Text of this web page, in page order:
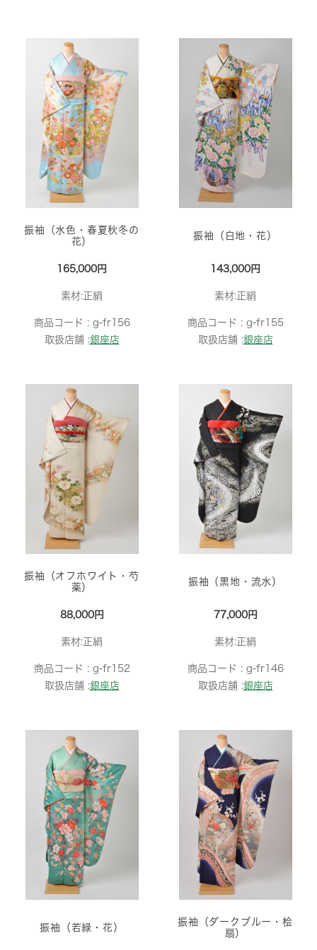
振袖（水色・春夏秋冬の
花）
165,000円
素材:正絹
商品コード : g-fr156
取扱店舗 :銀座店
振袖（白地・花）
143,000円
素材:正絹
商品コード : g-fr155
取扱店舗 :銀座店
振袖（オフホワイト・芍
薬）
88,000円
素材:正絹
商品コード : g-fr152
取扱店舗 :銀座店
振袖（黒地・流水）
77,000円
素材:正絹
商品コード : g-fr146
取扱店舗 :銀座店
振袖（若緑・花）
振袖（ダークブルー・桧
扇）